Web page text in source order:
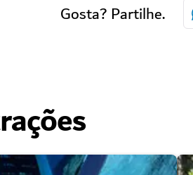
Gosta? Partilhe.